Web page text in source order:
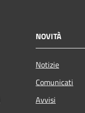
NOVITÀ
Notizie
Comunicati
Avvisi